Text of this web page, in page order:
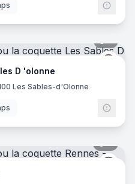
D 'olonne
Les Sables-d'Olonne